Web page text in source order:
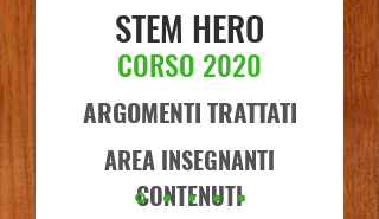
STEM HERO
CORSO 2020
ARGOMENTI TRATTATI
AREA INSEGNANTI
CONTENUTI